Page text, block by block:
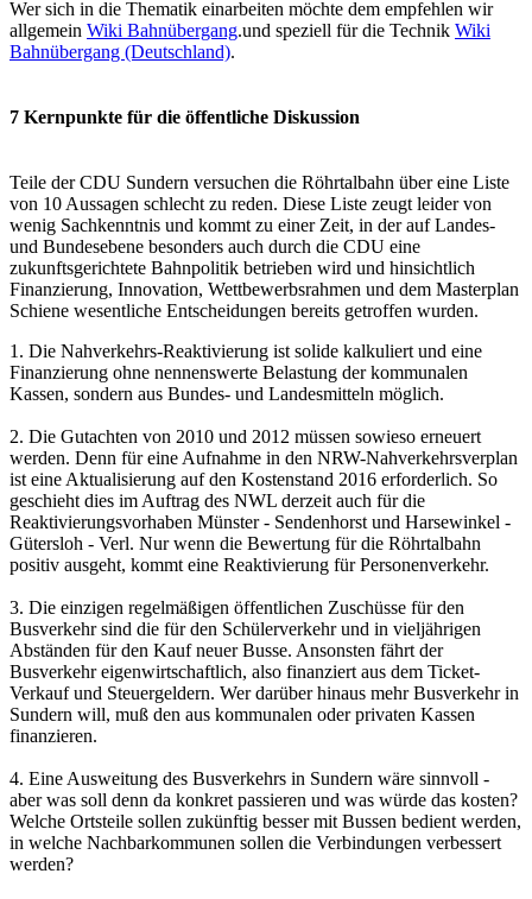
Wer sich in die Thematik einarbeiten möchte dem empfehlen wir
allgemein Wiki Bahnübergang.und speziell für die Technik Wiki
Bahnübergang (Deutschland).
7 Kernpunkte für die öffentliche Diskussion
Teile der CDU Sundern versuchen die Röhrtalbahn über eine Liste
von 10 Aussagen schlecht zu reden. Diese Liste zeugt leider von
wenig Sachkenntnis und kommt zu einer Zeit, in der auf Landes-
und Bundesebene besonders auch durch die CDU eine
zukunftsgerichtete Bahnpolitik betrieben wird und hinsichtlich
Finanzierung, Innovation, Wettbewerbsrahmen und dem Masterplan
Schiene wesentliche Entscheidungen bereits getroffen wurden.
1. Die Nahverkehrs-Reaktivierung ist solide kalkuliert und eine
Finanzierung ohne nennenswerte Belastung der kommunalen
Kassen, sondern aus Bundes- und Landesmitteln möglich.
2. Die Gutachten von 2010 und 2012 müssen sowieso erneuert
werden. Denn für eine Aufnahme in den NRW-Nahverkehrsverplan
ist eine Aktualisierung auf den Kostenstand 2016 erforderlich. So
geschieht dies im Auftrag des NWL derzeit auch für die
Reaktivierungsvorhaben Münster - Sendenhorst und Harsewinkel -
Gütersloh - Verl. Nur wenn die Bewertung für die Röhrtalbahn
positiv ausgeht, kommt eine Reaktivierung für Personenverkehr.
3. Die einzigen regelmäßigen öffentlichen Zuschüsse für den
Busverkehr sind die für den Schülerverkehr und in vieljährigen
Abständen für den Kauf neuer Busse. Ansonsten fährt der
Busverkehr eigenwirtschaftlich, also finanziert aus dem Ticket-
Verkauf und Steuergeldern. Wer darüber hinaus mehr Busverkehr in
Sundern will, muß den aus kommunalen oder privaten Kassen
finanzieren.
4. Eine Ausweitung des Busverkehrs in Sundern wäre sinnvoll -
aber was soll denn da konkret passieren und was würde das kosten?
Welche Ortsteile sollen zukünftig besser mit Bussen bedient werden,
in welche Nachbarkommunen sollen die Verbindungen verbessert
werden?